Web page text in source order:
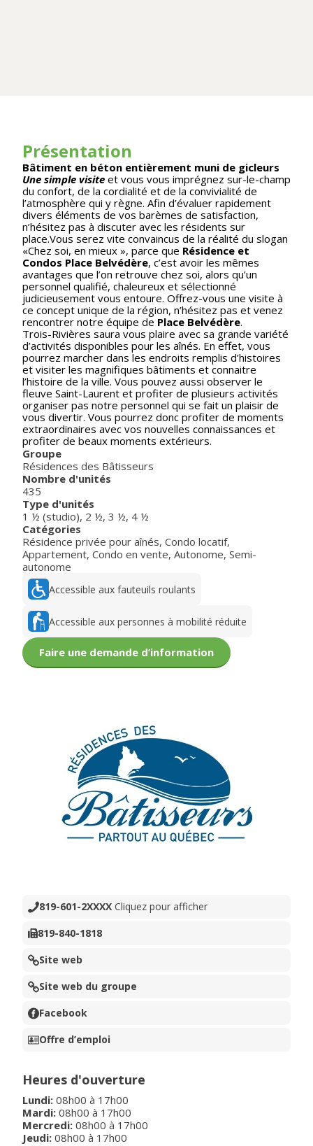
Présentation
Bâtiment en béton entièrement muni de gicleurs
Une simple visite et vous vous imprégnez sur-le-champ
du confort, de la cordialité et de la convivialité de
l’atmosphère qui y règne. Afin d’évaluer rapidement
divers éléments de vos barèmes de satisfaction,
n’hésitez pas à discuter avec les résidents sur
place.Vous serez vite convaincus de la réalité du slogan
«Chez soi, en mieux », parce que Résidence et
Condos Place Belvédère, c’est avoir les mêmes
avantages que l’on retrouve chez soi, alors qu’un
personnel qualifié, chaleureux et sélectionné
judicieusement vous entoure. Offrez-vous une visite à
ce concept unique de la région, n’hésitez pas et venez
rencontrer notre équipe de Place Belvédère.
Trois-Rivières saura vous plaire avec sa grande variété
d’activités disponibles pour les aînés. En effet, vous
pourrez marcher dans les endroits remplis d’histoires
et visiter les magnifiques bâtiments et connaitre
l’histoire de la ville. Vous pouvez aussi observer le
fleuve Saint-Laurent et profiter de plusieurs activités
organiser pas notre personnel qui se fait un plaisir de
vous divertir. Vous pourrez donc profiter de moments
extraordinaires avec vos nouvelles connaissances et
profiter de beaux moments extérieurs.
Groupe
Résidences des Bâtisseurs
Nombre d'unités
435
Type d'unités
1 ½ (studio), 2 ½, 3 ½, 4 ½
Catégories
Résidence privée pour aînés, Condo locatif,
Appartement, Condo en vente, Autonome, Semi-
autonome
Accessible aux fauteuils roulants
Accessible aux personnes à mobilité réduite
Faire une demande d’information
819-601-2XXXX Cliquez pour afficher
819-840-1818
Site web
Site web du groupe
Facebook
Offre d’emploi
Heures d'ouverture
Lundi: 08h00 à 17h00
Mardi: 08h00 à 17h00
Mercredi: 08h00 à 17h00
Jeudi: 08h00 à 17h00